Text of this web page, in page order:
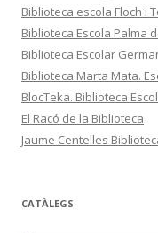
Biblioteca escola Floch i
Biblioteca Escola Palma
Biblioteca Escolar
Biblioteca Marta Mata.
BlocTeka. Biblioteca
El Racó de la Biblioteca
Jaume Centelles
CATÀLEGS